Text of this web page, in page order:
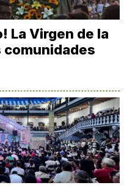
La Virgen de la